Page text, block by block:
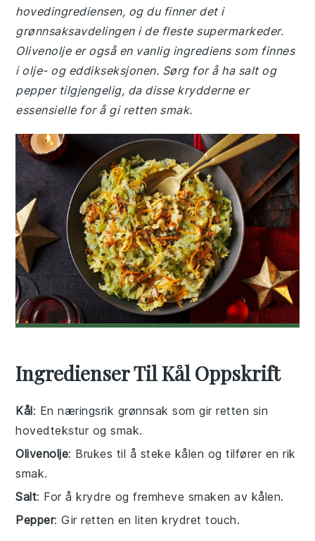
hovedingrediensen, og du finner det i
grønnsaksavdelingen i de fleste supermarkeder.
Olivenolje er også en vanlig ingrediens som finnes
i olje- og eddikseksjonen. Sørg for å ha salt og
pepper tilgjengelig, da disse krydderne er
essensielle for å gi retten smak.
Ingredienser Til Kål Oppskrift
Kål: En næringsrik grønnsak som gir retten sin
hovedtekstur og smak.
Olivenolje: Brukes til å steke kålen og tilfører en rik
smak.
Salt: For å krydre og fremheve smaken av kålen.
Pepper: Gir retten en liten krydret touch.